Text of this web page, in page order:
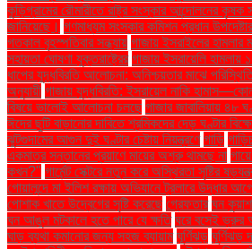
কুড়িগ্রামের রৌমারীতে রাষ্ট্র সংস্কার আন্দোলনের কৃষক
জানিয়েছে। গণমাধ্যম সংস্কার কমিশন প্রধান
গতকাল বৃহস্পতিবার সন্ধ্যায় গাজায় ইসরাইলের
সহায়তা ঘোষণা যুক্তরাষ্ট্রের গাজায় ইসরায়েলি
ধাপের যুদ্ধবিরতি আলোচনা: অনিশ্চয়তার মাঝে
অনুযায়ী গাজায় যুদ্ধবিরতি: ইসরায়েল নাকি
বিষয়ে ভালোই আলোচনা চলছে গাজার জাবালিয়ায় ৪৮
ঈদের ছুটি বাড়ানোর দাবিতে শ্রমিকদের দেড় ঘণ্টার
ঝুটগুদামের আগুন দুই ঘণ্টার চেষ্টায় নিয়ন্ত্রণে গাড়ি
একমাত্র সন্তানের প্রয়াণে মায়ের অশ্রু থামছে না
কখন?" গার্মেন্ট সেক্টরে নতুন করে অস্থিরতা সৃষ্টির
গোয়ালন্দে মা ইলিশ রক্ষায় অভিযানে ট্রলারে উদ্ধার
পোশাক খাতে উদ্বেগের সৃষ্টি করেছে গ্রেফতার ঘন
ঘন আঙুল মটকালে হতে পারে যে ক্ষতি ঘরে বসেই ভ্রুর
ঘাড় ব্যথা কমানোর জন্য সহজ ব্যায়াম ঘূর্ণিঝড় ঘূর্ণিঝড়